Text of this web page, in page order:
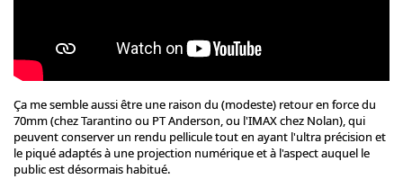
Ça me semble aussi être une raison du (modeste) retour en force du
70mm (chez Tarantino ou PT Anderson, ou l'IMAX chez Nolan), qui
peuvent conserver un rendu pellicule tout en ayant l'ultra précision et
le piqué adaptés à une projection numérique et à l'aspect auquel le
public est désormais habitué.